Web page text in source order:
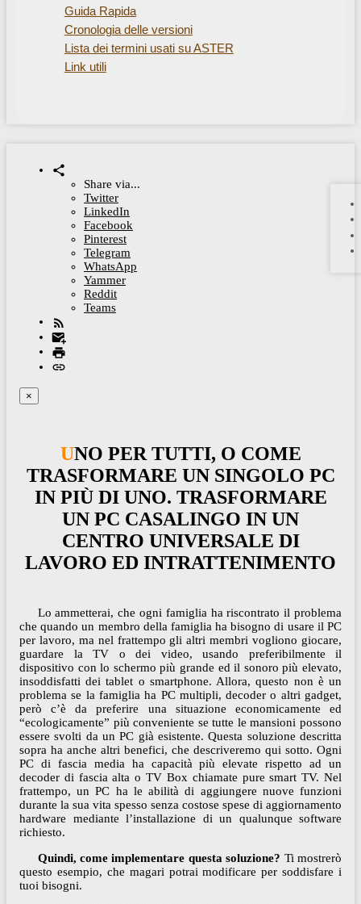
Guida Rapida
Cronologia delle versioni
Lista dei termini usati su ASTER
Link utili
Share via...
Twitter
LinkedIn
Facebook
Pinterest
Telegram
WhatsApp
Yammer
Reddit
Teams
×
UNO PER TUTTI, O COME
TRASFORMARE UN SINGOLO PC
IN PIÙ DI UNO. TRASFORMARE
UN PC CASALINGO IN UN
CENTRO UNIVERSALE DI
LAVORO ED INTRATTENIMENTO
Lo ammetterai, che ogni famiglia ha riscontrato il problema
che quando un membro della famiglia ha bisogno di usare il PC
per lavoro, ma nel frattempo gli altri membri vogliono giocare,
guardare la TV o dei video, usando preferibilmente il
dispositivo con lo schermo più grande ed il sonoro più elevato,
insoddisfatti dei tablet o smartphone. Allora, questo non è un
problema se la famiglia ha PC multipli, decoder o altri gadget,
però c’è da preferire una situazione economicamente ed
“ecologicamente” più conveniente se tutte le mansioni possono
essere svolti da un PC già esistente. Questa soluzione descritta
sopra ha anche altri benefici, che descriveremo qui sotto. Ogni
PC di fascia media ha capacità più elevate rispetto ad un
decoder di fascia alta o TV Box chiamate pure smart TV. Nel
frattempo, un PC ha le abilità di aggiungere nuove funzioni
durante la sua vita spesso senza costose spese di aggiornamento
hardware mediante l’installazione di un qualunque software
richiesto.
Quindi, come implementare questa soluzione? Ti mostrerò
questo esempio, che magari potrai modificare per soddisfare i
tuoi bisogni.